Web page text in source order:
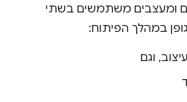
ומעצבים משתמשים בשתי
במהלך הפיתוח:
וגם